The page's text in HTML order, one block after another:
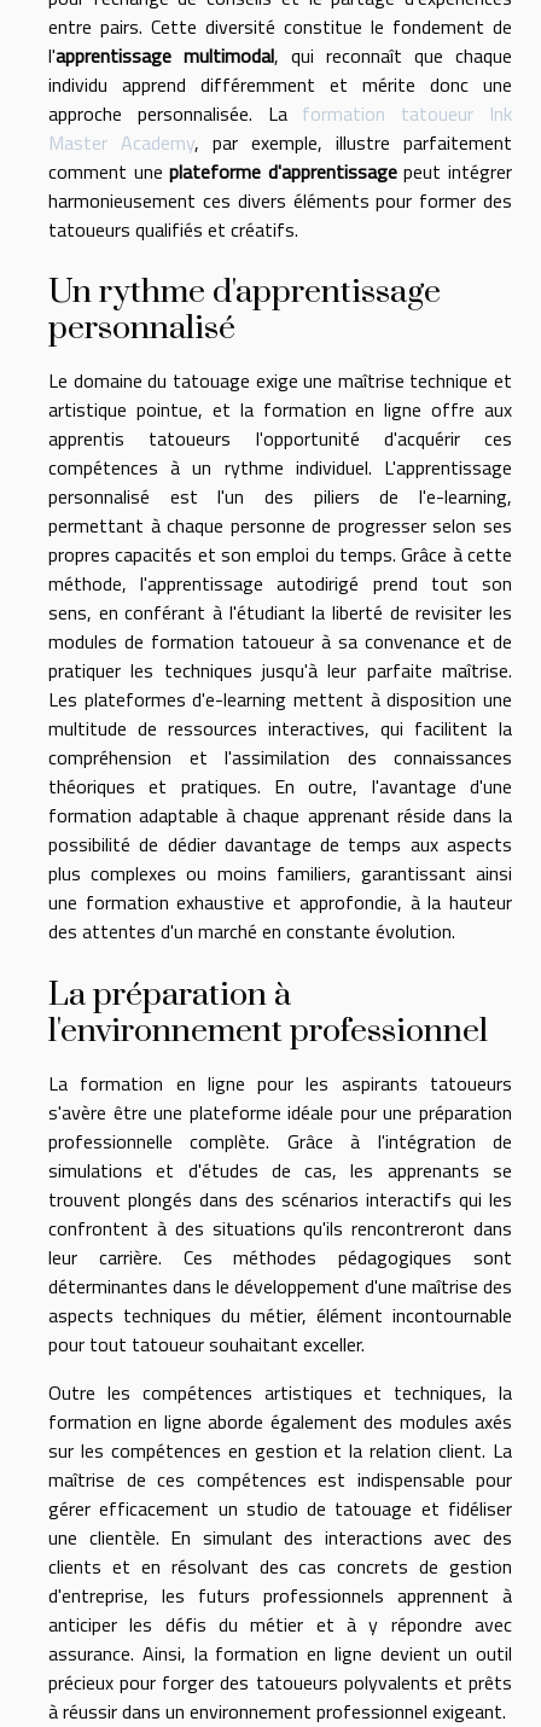
entre pairs. Cette diversité constitue le fondement de
l'apprentissage multimodal, qui reconnaît que chaque
individu apprend différemment et mérite donc une
approche personnalisée. La formation tatoueur Ink
Master Academy, par exemple, illustre parfaitement
comment uneplateforme d'apprentissagepeut intégrer
harmonieusement ces divers éléments pour former des
tatoueurs qualifiés et créatifs.
Un rythme d'apprentissage
personnalisé
Le domaine du tatouage exige une maîtrise technique et
artistique pointue, et la formation en ligne offre aux
apprentis tatoueurs l'opportunité d'acquérir ces
compétences à un rythme individuel. L'apprentissage
personnalisé est l'un des piliers de l'e-learning,
permettant à chaque personne de progresser selon ses
propres capacités et son emploi du temps. Grâce à cette
méthode, l'apprentissage autodirigé prend tout son
sens, en conférant à l'étudiant la liberté de revisiter les
modules de formation tatoueur à sa convenance et de
pratiquer les techniques jusqu'à leur parfaite maîtrise.
Les plateformes d'e-learning mettent à disposition une
multitude de ressources interactives, qui facilitent la
compréhension et l'assimilation des connaissances
théoriques et pratiques. En outre, l'avantage d'une
formation adaptable à chaque apprenant réside dans la
possibilité de dédier davantage de temps aux aspects
plus complexes ou moins familiers, garantissant ainsi
une formation exhaustive et approfondie, à la hauteur
des attentes d'un marché en constante évolution.
La préparation à
l'environnement professionnel
La formation en ligne pour les aspirants tatoueurs
s'avère être une plateforme idéale pour une préparation
professionnelle complète. Grâce à l'intégration de
simulations et d'études de cas, les apprenants se
trouvent plongés dans des scénarios interactifs qui les
confrontent à des situations qu'ils rencontreront dans
leur carrière. Ces méthodes pédagogiques sont
déterminantes dans le développement d'une maîtrise des
aspects techniques du métier, élément incontournable
pour tout tatoueur souhaitant exceller.
Outre les compétences artistiques et techniques, la
formation en ligne aborde également des modules axés
sur les compétences en gestion et la relation client. La
maîtrise de ces compétences est indispensable pour
gérer efficacement un studio de tatouage et fidéliser
une clientèle. En simulant des interactions avec des
clients et en résolvant des cas concrets de gestion
d'entreprise, les futurs professionnels apprennent à
anticiper les défis du métier et à y répondre avec
assurance. Ainsi, la formation en ligne devient un outil
précieux pour forger des tatoueurs polyvalents et prêts
à réussir dans un environnement professionnel exigeant.